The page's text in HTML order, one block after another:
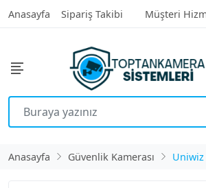
Anasayfa Sipariş Takibi Müşteri
Anasayfa Güvenlik Kamerası Uniwiz